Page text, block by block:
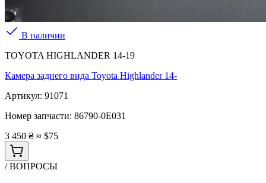
В наличии
TOYOTA HIGHLANDER 14-19
Камера заднего вида Toyota Highlander 14-
Артикул: 91071
Номер запчасти: 86790-0E031
3 450 ₴ ≈ $75
/ ВОПРОСЫ